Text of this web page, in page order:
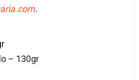
.
– 130gr